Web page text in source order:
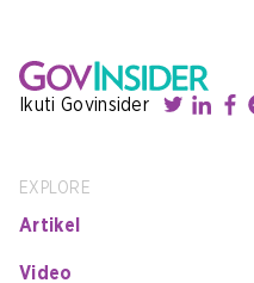
Ikuti Govinsider
EXPLORE
Artikel
Video